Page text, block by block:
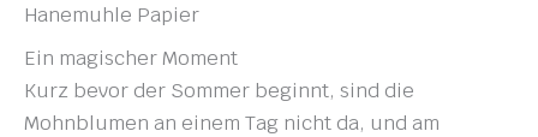
Hanemuhle Papier
Ein magischer Moment
Kurz bevor der Sommer beginnt, sind die
Mohnblumen an einem Tag nicht da, und am